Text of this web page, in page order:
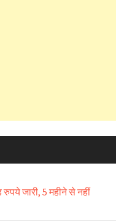
जारी, 5 महीने से नहीं